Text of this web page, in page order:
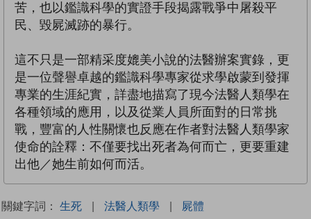
苦，也以鑑識科學的實證手段揭露戰爭中屠殺平
民、毀屍滅跡的暴行。
這不只是一部精采度媲美小說的法醫辦案實錄，更
是一位聲譽卓越的鑑識科學專家從求學啟蒙到發揮
專業的生涯紀實，詳盡地描寫了現今法醫人類學在
各種領域的應用，以及從業人員所面對的日常挑
戰，豐富的人性關懷也反應在作者對法醫人類學家
使命的詮釋：不僅要找出死者為何而亡，更要重建
出他／她生前如何而活。
關鍵字詞： 生死 | 法醫人類學 | 屍體